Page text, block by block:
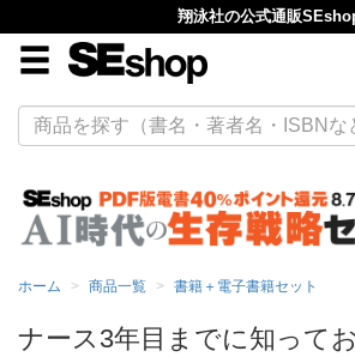
翔泳社の公式通販
ホーム 商品一覧 書籍＋電子書籍セット
ナース3年目までに知って